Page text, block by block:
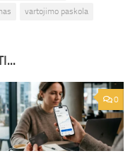
vartojimo paskola
0